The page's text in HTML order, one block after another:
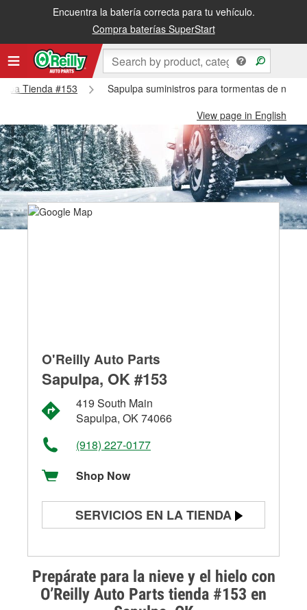
Encuentra la batería correcta para tu vehículo.
Compra baterías SuperStart
Tienda #153
Sapulpa suministros para tormentas de
View page in English
Prepárate para la nieve y el hielo con
O’Reilly Auto Parts tienda #153 en
O'Reilly Auto Parts
Sapulpa, OK #153
419 South Main
Sapulpa, OK 74066
(918) 227-0177
Shop Now
SERVICIOS EN LA TIENDA
Prueba de alternadores y
arrancadores